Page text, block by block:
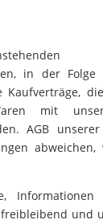
in der Folge
Kaufverträge,
mit
AGB
und